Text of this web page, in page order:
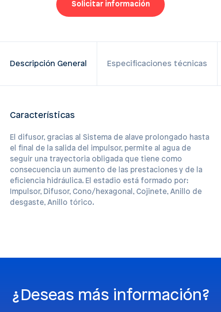
Solicitar información
Descripción General Especificaciones técnicas
Características
El difusor, gracias al Sistema de alave prolongado hasta
el final de la salida del impulsor, permite al agua de
seguir una trayectoria obligada que tiene como
consecuencia un aumento de las prestaciones y de la
eficiencia hidráulica. El estadio está formado por:
Impulsor, Difusor, Cono/hexagonal, Cojinete, Anillo de
desgaste, Anillo tórico.
¿Deseas más información?